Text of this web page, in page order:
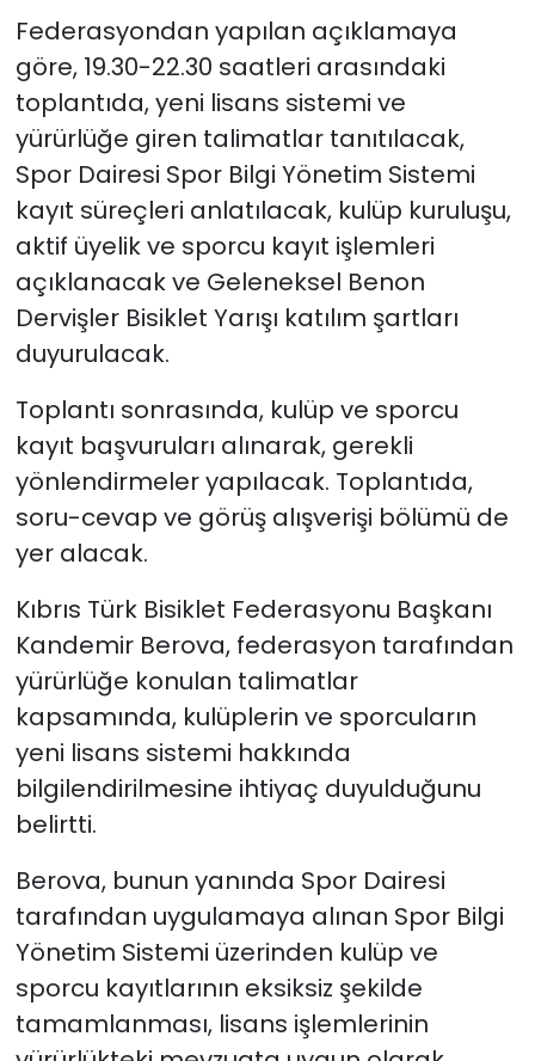
değerli yatırımdır”
Federasyondan yapılan açıklamaya
göre, 19.30-22.30 saatleri arasındaki
toplantıda, yeni lisans sistemi ve
yürürlüğe giren talimatlar tanıtılacak,
Spor Dairesi Spor Bilgi Yönetim Sistemi
kayıt süreçleri anlatılacak, kulüp kuruluşu,
aktif üyelik ve sporcu kayıt işlemleri
açıklanacak ve Geleneksel Benon
Dervişler Bisiklet Yarışı katılım şartları
duyurulacak.
Toplantı sonrasında, kulüp ve sporcu
kayıt başvuruları alınarak, gerekli
yönlendirmeler yapılacak. Toplantıda,
soru-cevap ve görüş alışverişi bölümü de
yer alacak.
Kıbrıs Türk Bisiklet Federasyonu Başkanı
Kandemir Berova, federasyon tarafından
yürürlüğe konulan talimatlar
kapsamında, kulüplerin ve sporcuların
yeni lisans sistemi hakkında
bilgilendirilmesine ihtiyaç duyulduğunu
belirtti.
Berova, bunun yanında Spor Dairesi
tarafından uygulamaya alınan Spor Bilgi
Yönetim Sistemi üzerinden kulüp ve
sporcu kayıtlarının eksiksiz şekilde
tamamlanması, lisans işlemlerinin